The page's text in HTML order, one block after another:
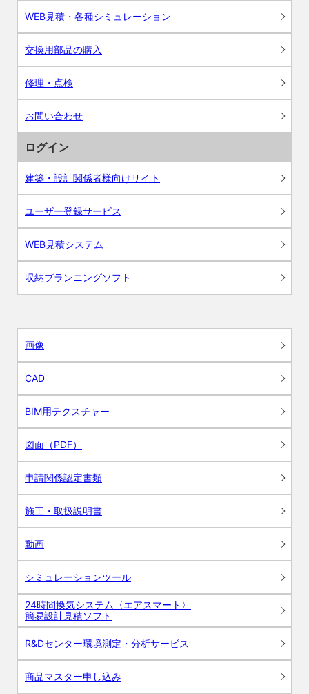
WEB見積・各種シミュレーション
交換用部品の購入
修理・点検
お問い合わせ
ログイン
建築・設計関係者様向けサイト
ユーザー登録サービス
WEB見積システム
収納プランニングソフト
画像
CAD
BIM用テクスチャー
図面（PDF）
申請関係認定書類
施工・取扱説明書
動画
シミュレーションツール
24時間換気システム〈エアスマート〉
簡易設計見積ソフト
R&Dセンター環境測定・分析サービス
商品マスター申し込み